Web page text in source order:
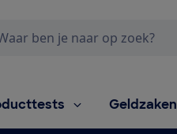
Geldzaken